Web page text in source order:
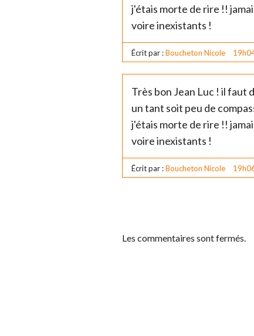
j'étais morte de rire !!
voire inexistants !
Écrit par :Boucheton Nicole
Très bon Jean Luc ! il faut
un tant soit peu de
j'étais morte de rire !!
voire inexistants !
Écrit par :Boucheton Nicole
Les commentaires sont fermés.